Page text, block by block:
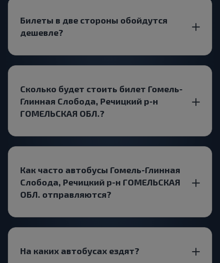
Билеты в две стороны обойдутся
дешевле?
Сколько будет стоить билет Гомель-
Глинная Слобода, Речицкий р-н
ГОМЕЛЬСКАЯ ОБЛ.?
Как часто автобусы Гомель-Глинная
Слобода, Речицкий р-н ГОМЕЛЬСКАЯ
ОБЛ. отправляются?
На каких автобусах ездят?